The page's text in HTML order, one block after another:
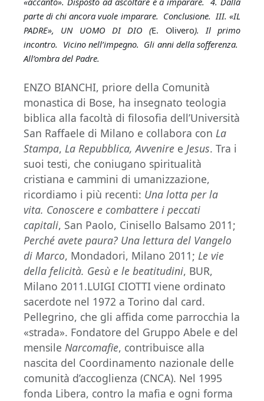
parte di chi ancora vuole imparare. Conclusione. III. «IL
PADRE», UN UOMO DI DIO (E. Olivero). Il primo
incontro. Vicino nell’impegno. Gli anni della sofferenza.
All’ombra del Padre.
ENZO BIANCHI, priore della Comunità
monastica di Bose, ha insegnato teologia
biblica alla facoltà di filosofia dell’Università
San Raffaele di Milano e collabora con La
Stampa, La Repubblica, Avvenire e Jesus. Tra i
suoi testi, che coniugano spiritualità
cristiana e cammini di umanizzazione,
ricordiamo i più recenti: Una lotta per la
vita. Conoscere e combattere i peccati
capitali, San Paolo, Cinisello Balsamo 2011;
Perché avete paura? Una lettura del Vangelo
di Marco, Mondadori, Milano 2011; Le vie
della felicità. Gesù e le beatitudini, BUR,
Milano 2011.LUIGI CIOTTI viene ordinato
sacerdote nel 1972 a Torino dal card.
Pellegrino, che gli affida come parrocchia la
«strada». Fondatore del Gruppo Abele e del
mensile Narcomafie, contribuisce alla
nascita del Coordinamento nazionale delle
comunità d’accoglienza (CNCA). Nel 1995
fonda Libera, contro la mafia e ogni forma